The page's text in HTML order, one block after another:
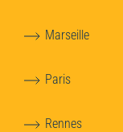
Marseille
Paris
Rennes